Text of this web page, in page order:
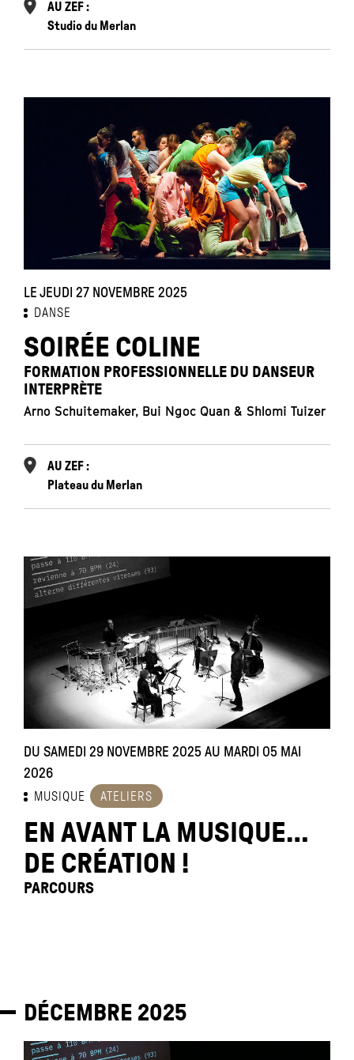
AU ZEF :
Studio du Merlan
LE JEUDI 27 NOVEMBRE 2025
DANSE
SOIRÉE COLINE
FORMATION PROFESSIONNELLE DU DANSEUR
INTERPRÈTE
Arno Schuitemaker, Bui Ngoc Quan & Shlomi Tuizer
AU ZEF :
Plateau du Merlan
DU SAMEDI 29 NOVEMBRE 2025 AU MARDI 05 MAI
2026
MUSIQUE ATELIERS
EN AVANT LA MUSIQUE…
DE CRÉATION !
PARCOURS
DÉCEMBRE 2025